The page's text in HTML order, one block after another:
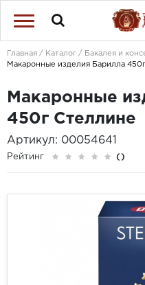
Главная Каталог Бакалея и
Макаронные изделия Барилла
Макаронные
450г Стеллине
Артикул: 00054641
Рейтинг ()